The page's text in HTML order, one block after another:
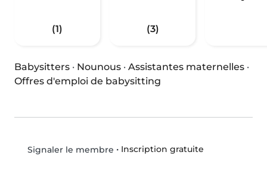
(1) (3)
Babysitters · Nounous · Assistantes maternelles ·
Offres d'emploi de babysitting
Signaler le membre • Inscription gratuite